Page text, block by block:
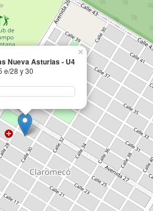
Nueva Asturias - U4
e/28 y 30
×